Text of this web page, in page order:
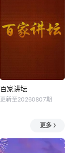
百家讲坛
更新至20260807期
更多